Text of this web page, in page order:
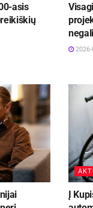
asis
2026-
Į